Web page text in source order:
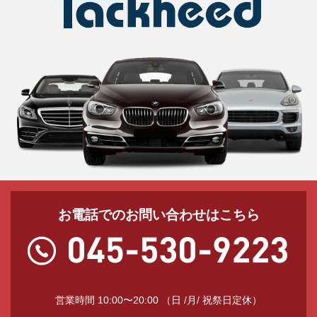
お電話でのお問い合わせはこちら
営業時間 10:00〜20:00 （日 /月/ 祝祭日定休）